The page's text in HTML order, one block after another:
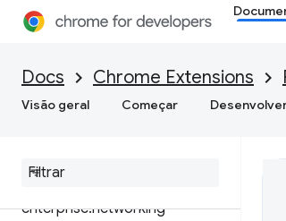
Docs Chrome Extensions
Visão geral Começar
dom
enterprise.deviceAttributes
enterprise
enterprise.networking